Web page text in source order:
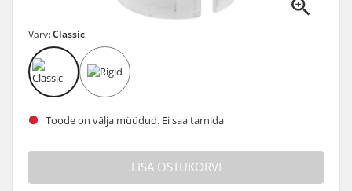
Värv:Classic
Toode on välja müüdud. Ei saa tarnida
LISA OSTUKORVI